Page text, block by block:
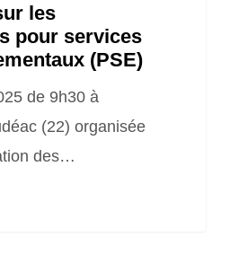
les
pour services
(PSE)
de 9h30 à
(22) organisée
des…